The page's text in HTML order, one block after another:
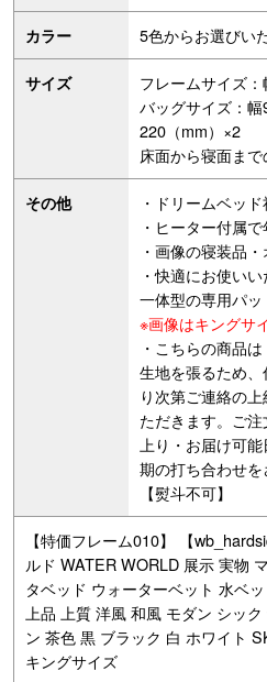
カラー 5色からお選びい
サイズ
フレームサイズ
バッグサイズ：
220（mm）×2
床面から寝面ま
その他
・ドリームベッ
・ヒーター付属
・画像の寝装品
・快適にお使い
一体型の専用パッ
※画像はキングサ
・こちらの商品
生地を張るため
り次第ご連絡の
ただきます。ご
上り・お届け可
期の打ち合わせを
【熨斗不可】
【特価フレーム010】 【
ルド WATER WORLD 展示 実物
タベッド ウォーターベット 水ベ
上品 上質 洋風 和風 モダン シッ
ン 茶色 黒 ブラック 白 ホワイト
キングサイズ